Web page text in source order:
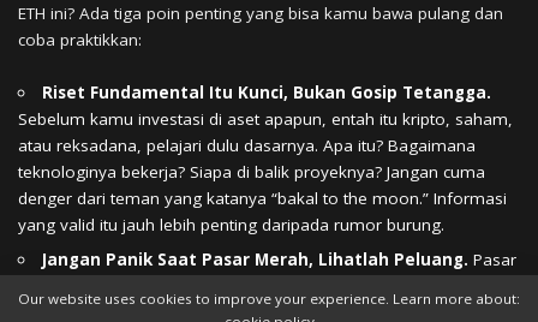
ETH ini? Ada tiga poin penting yang bisa kamu bawa pulang dan
coba praktikkan:
Riset Fundamental Itu Kunci, Bukan Gosip Tetangga.
Sebelum kamu investasi di aset apapun, entah itu kripto, saham,
atau reksadana, pelajari dulu dasarnya. Apa itu? Bagaimana
teknologinya bekerja? Siapa di balik proyeknya? Jangan cuma
denger dari teman yang katanya “bakal to the moon.” Informasi
yang valid itu jauh lebih penting daripada rumor burung.
Jangan Panik Saat Pasar Merah, Lihatlah Peluang. Pasar
Kalau kamu panik setiap kali harga turun, kamu bakal gampang
Our website uses cookies to improve your experience. Learn more about: